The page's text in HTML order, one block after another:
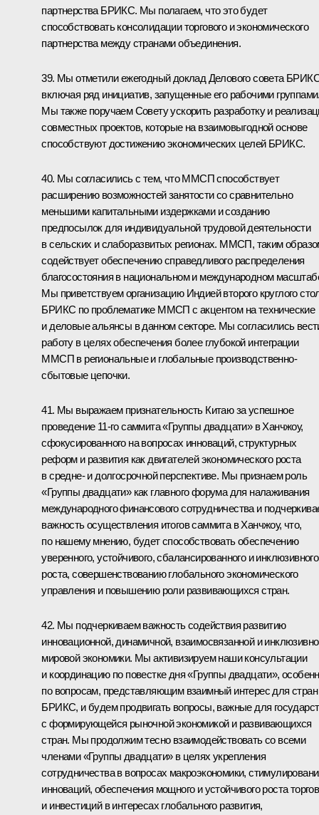
партнерства БРИКС. Мы полагаем, что это будет
способствовать консолидации торгового и экономического
партнерства между странами объединения.
39. Мы отметили ежегодный доклад Делового совета
включая ряд инициатив, запущенные его рабочими
Мы также поручаем Совету ускорить разработку и
совместных проектов, которые на взаимовыгодной основе
способствуют достижению экономических целей БРИКС.
40. Мы согласились с тем, что ММСП способствует
расширению возможностей занятости со сравнительно
меньшими капитальными издержками и созданию
предпосылок для индивидуальной трудовой деятельности
в сельских и слаборазвитых регионах. ММСП, таким
содействует обеспечению справедливого распределения
благосостояния в национальном и международном
Мы приветствуем организацию Индией второго круглого
БРИКС по проблематике ММСП с акцентом на технические
и деловые альянсы в данном секторе. Мы согласились
работу в целях обеспечения более глубокой интеграции
ММСП в региональные и глобальные производственно-
сбытовые цепочки.
41. Мы выражаем признательность Китаю за успешное
проведение 11-го саммита «Группы двадцати» в Ханчжоу,
сфокусированного на вопросах инноваций, структурных
реформ и развития как двигателей экономического роста
в средне- и долгосрочной перспективе. Мы признаем роль
«Группы двадцати» как главного форума для налаживания
международного финансового сотрудничества и
важность осуществления итогов саммита в Ханчжоу, что,
по нашему мнению, будет способствовать обеспечению
уверенного, устойчивого, сбалансированного и инклюзивного
роста, совершенствованию глобального экономического
управления и повышению роли развивающихся стран.
42. Мы подчеркиваем важность содействия развитию
инновационной, динамичной, взаимосвязанной и
мировой экономики. Мы активизируем наши консультации
и координацию по повестке дня «Группы двадцати»,
по вопросам, представляющим взаимный интерес для стран
БРИКС, и будем продвигать вопросы, важные для
с формирующейся рыночной экономикой и развивающихся
стран. Мы продолжим тесно взаимодействовать со всеми
членами «Группы двадцати» в целях укрепления
сотрудничества в вопросах макроэкономики,
инноваций, обеспечения мощного и устойчивого роста
и инвестиций в интересах глобального развития,